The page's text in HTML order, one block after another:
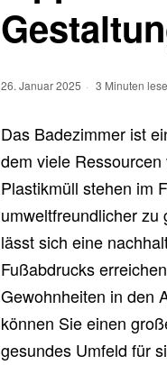
26. Januar 2025 3 Minuten
Das Badezimmer ist
dem viele
Plastikmüll stehen im
umweltfreundlicher
lässt sich eine
Fußabdrucks
Gewohnheiten in den
können Sie einen
gesundes Umfeld für